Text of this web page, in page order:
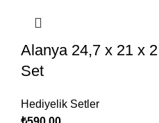
Alanya 24,7 x 21 x
Set
Hediyelik Setler